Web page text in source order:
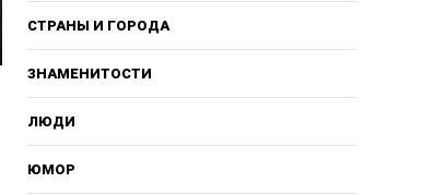
СТРАНЫ И ГОРОДА
ЗНАМЕНИТОСТИ
ЛЮДИ
ЮМОР